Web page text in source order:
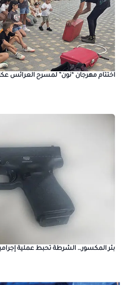
اختتام مهرجان “نون” لمسرح العرائس عكا
بئر المكسور… الشرطة تحبط عملية